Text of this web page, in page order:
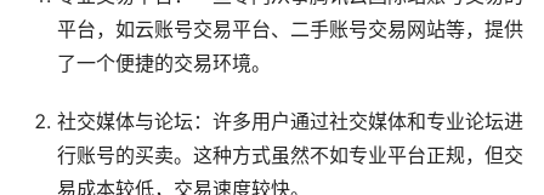
平台，如云账号交易平台、二手账号交易网站等，提供
了一个便捷的交易环境。
社交媒体与论坛：许多用户通过社交媒体和专业论坛进
行账号的买卖。这种方式虽然不如专业平台正规，但交
易成本较低，交易速度较快。